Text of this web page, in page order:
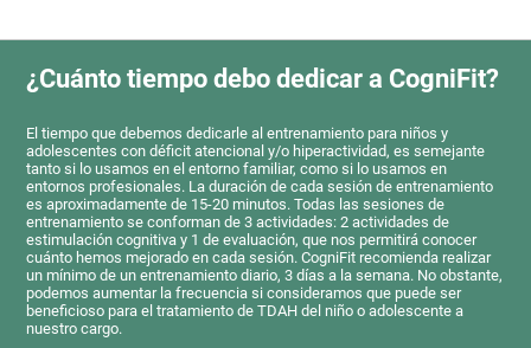
¿Cuánto tiempo debo dedicar a CogniFit?
El tiempo que debemos dedicarle al entrenamiento para niños y
adolescentes con déficit atencional y/o hiperactividad, es semejante
tanto si lo usamos en el entorno familiar, como si lo usamos en
entornos profesionales. La duración de cada sesión de entrenamiento
es aproximadamente de 15-20 minutos. Todas las sesiones de
entrenamiento se conforman de 3 actividades: 2 actividades de
estimulación cognitiva y 1 de evaluación, que nos permitirá conocer
cuánto hemos mejorado en cada sesión. CogniFit recomienda realizar
un mínimo de un entrenamiento diario, 3 días a la semana. No obstante,
podemos aumentar la frecuencia si consideramos que puede ser
beneficioso para el tratamiento de TDAH del niño o adolescente a
nuestro cargo.